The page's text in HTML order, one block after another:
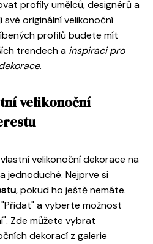
profily umělců, designérů a
originální velikonoční
profilů budete mít
trendech a inspiraci pro
.
velikonoční
velikonoční dekorace na
jednoduché. Nejprve si
, pokud ho ještě nemáte.
a vyberte možnost
Zde můžete vybrat
dekorací z galerie